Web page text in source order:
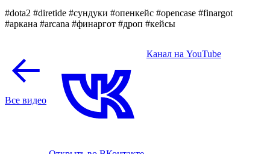
#dota2 #diretide #сундуки #опенкейс #opencase #finargot
#аркана #arcana #финаргот #дроп #кейсы
Все видео
Канал на YouTube